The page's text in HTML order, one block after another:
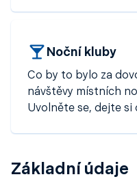
Noční kluby
Co by to bylo za
návštěvy místních
Uvolněte se, dejte
Základní údaje